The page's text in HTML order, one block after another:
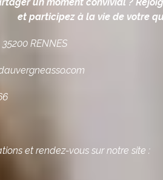
et participez à la vie de votre
RENNES
et rendez-vous sur notre site :